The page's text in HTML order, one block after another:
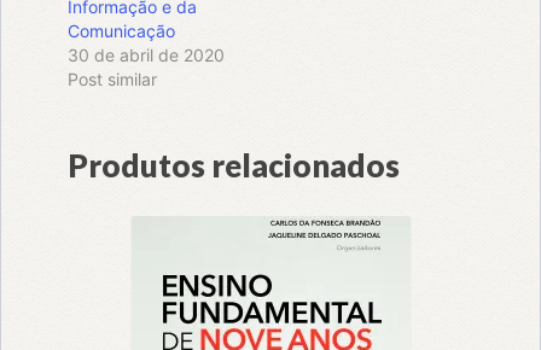
Informação e da
Comunicação
30 de abril de 2020
Post similar
Produtos relacionados